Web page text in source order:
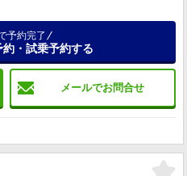
メールでお問合せ
予約完了
・試乗予約する